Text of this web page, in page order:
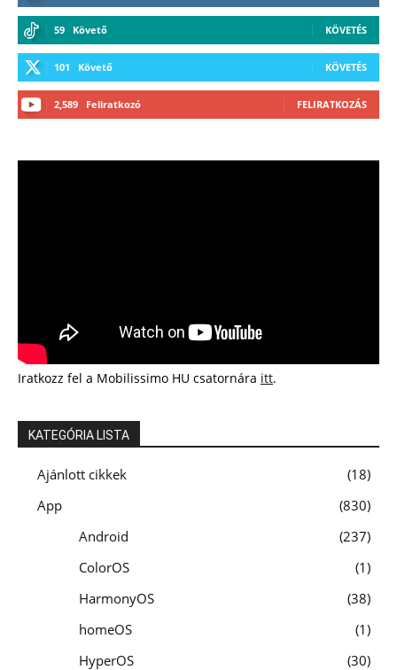
59 Követő KÖVETÉS
101 Követő KÖVETÉS
2,589 Feliratkozó FELIRATKOZÁS
Iratkozz fel a Mobilissimo HU csatornára itt.
KATEGÓRIA LISTA
Ajánlott cikkek
18
App
830
Android
237
ColorOS
1
HarmonyOS
38
homeOS
1
HyperOS
30